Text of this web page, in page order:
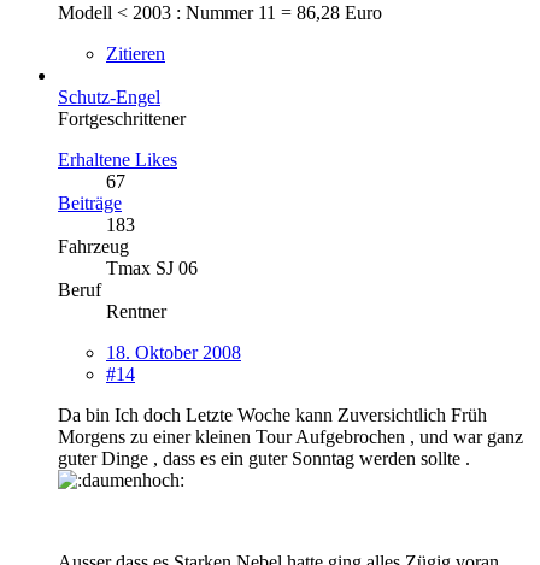
Modell < 2003 : Nummer 11 = 86,28 Euro
Zitieren
Schutz-Engel
Fortgeschrittener
Erhaltene Likes
67
Beiträge
183
Fahrzeug
Tmax SJ 06
Beruf
Rentner
18. Oktober 2008
#14
Da bin Ich doch Letzte Woche kann Zuversichtlich Früh
Morgens zu einer kleinen Tour Aufgebrochen , und war ganz
guter Dinge , dass es ein guter Sonntag werden sollte .